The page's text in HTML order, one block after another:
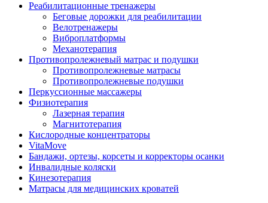
Реабилитационные тренажеры
Беговые дорожки для реабилитации
Велотренажеры
Виброплатформы
Механотерапия
Противопролежневый матрас и подушки
Противопролежневые матрасы
Противопролежневые подушки
Перкуссионные массажеры
Физиотерапия
Лазерная терапия
Магнитотерапия
Кислородные концентраторы
VitaMove
Бандажи, ортезы, корсеты и корректоры осанки
Инвалидные коляски
Кинезотерапия
Матрасы для медицинских кроватей